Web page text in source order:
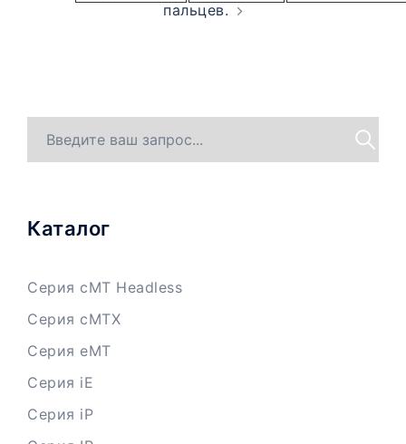
пальцев.
Каталог
Серия cMT Headless
Серия cMTX
Серия eMT
Серия iE
Серия iP